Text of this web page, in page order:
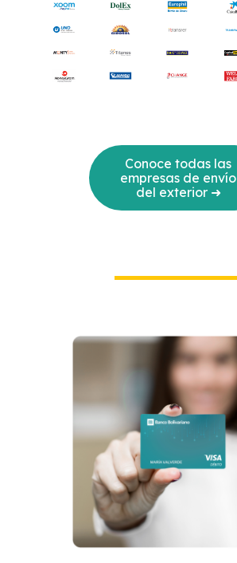
Conoce todas las
empresas de envío
del exterior ➜